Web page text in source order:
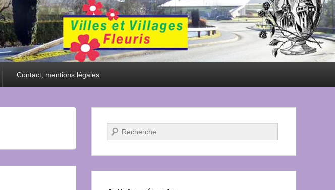
Contact, mentions légales.
Recherche